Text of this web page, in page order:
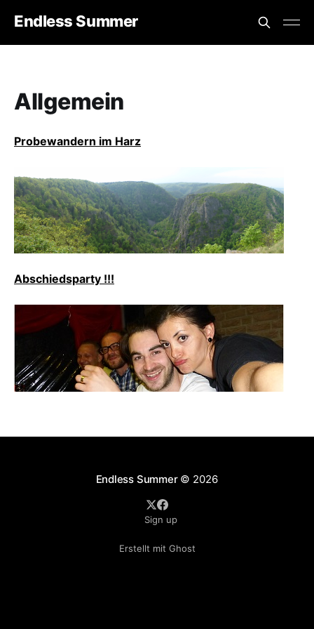
Endless Summer
Allgemein
Probewandern im Harz
Abschiedsparty !!!
Endless Summer© 2026
Sign up
Erstellt mit Ghost